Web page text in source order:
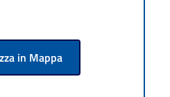
in Mappa